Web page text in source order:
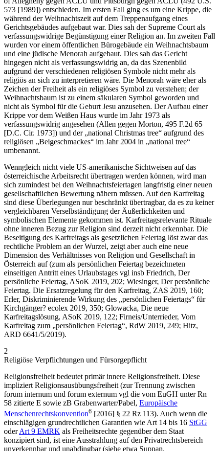
573 [1989]) entschieden. Im ersten Fall ging es um eine Krippe, die
während der Weihnachtszeit auf dem Treppenaufgang eines
Gerichtsgebäudes aufgebaut war. Dies sah der Supreme Court als
verfassungswidrige Begünstigung einer Religion an. Im zweiten Fall
wurden vor einem öffentlichen Bürogebäude ein Weihnachtsbaum
und eine jüdische Menorah aufgebaut. Dies sah das Gericht
hingegen nicht als verfassungswidrig an, da das Szenenbild
aufgrund der verschiedenen religiösen Symbole nicht mehr als
religiös an sich zu interpretieren wäre. Die Menorah wäre eher als
Zeichen der Freiheit als ein religiöses Symbol zu verstehen; der
Weihnachtsbaum ist zu einem säkularen Symbol geworden und
nicht als Symbol für die Geburt Jesu anzusehen. Der Aufbau einer
Krippe vor dem Weißen Haus wurde im Jahr 1973 als
verfassungswidrig angesehen (Allen gegen Morton, 495 F.2d 65
[D.C. Cir. 1973]) und der „national Christmas tree“ aufgrund des
religiösen „Beigeschmackes“ im Jahr 2004 in „national tree“
umbenannt.
Wenngleich nicht viele US-amerikanische Sichtweisen auf das
österreichische Arbeitsrecht übertragen werden können, wird man
sich zumindest bei den Weihnachtsfeiertagen langfristig einer neuen
gesellschaftlichen Bewertung nähern müssen. Auf den Karfreitag
sind diese Überlegungen nur beschränkt übertragbar, da es zu keiner
vergleichbaren Verselbständigung der Äußerlichkeiten und
symbolischen Elemente gekommen ist. Karfreitagsrelevante Rituale
ohne inneren Bezug zur Religion sind derzeit nicht erkennbar. Die
Beseitigung des Karfreitags als gesetzlichen Feiertag löst zwar das
rechtliche Problem an der Wurzel, zeigt aber auch eine neue
Dimension des Verhältnisses von Religion und Gesellschaft in
Österreich auf (zum als persönlichen Feiertag bezeichneten
einseitigen Antritt eines Urlaubstages vgl insb Friedrich, Der
persönliche Feiertag, ASoK 2019, 202; Wiesinger, Der persönliche
Feiertag. Die Ersatzregelung für den Karfreitag, ZAS 2019, 160;
Erler, Diskriminierende Wirkung des „persönlichen Feiertags“ für
Kirchgänger? ecolex 2019, 350; Glowacka, Die neue
Karfreitagslösung, ASoK 2019, 122; Firneis/Unterrieder, Vom
Karfreitag zum „persönlichen Feiertag“, RdW 2019, 249; Hitz,
ARD 6641/5/2019).
2
Religiöse Verpflichtungen und Fürsorgepflicht
Religionsfreiheit bedeutet primär innere Religionsfreiheit. Diese
impliziert Religionsausübungsfreiheit (zur Trennung zwischen
forum internum und forum externum vgl die vom EuGH unter Rn
58 zitierte E sowie zB Grabenwarter/Pabel, Europäische
Menschenrechtskonvention6 [2016] § 22 Rz 113). Auch wenn die
einschlägigen grundrechtlichen Garantien wie Art 14 bis 16 StGG
oderArt 9 EMRK als Freiheitsrechte gegenüber dem Staat
konzipiert sind, ist eine Ausstrahlung auf den Privatrechtsbereich
unverkennbar und unabdingbar (siehe etwa Suppan,